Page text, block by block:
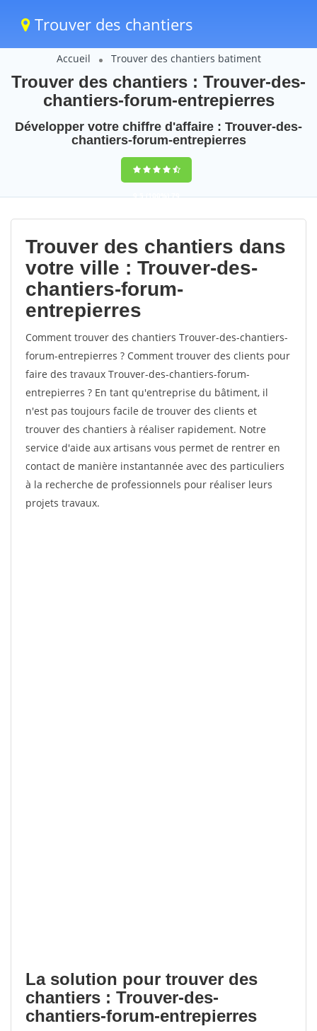
Trouver des chantiers
Accueil Trouver des chantiers batiment
Trouver des chantiers : Trouver-des-
chantiers-forum-entrepierres
Développer votre chiffre d'affaire : Trouver-des-
chantiers-forum-entrepierres
9,5(100%)79
votes
Trouver des chantiers dans
votre ville : Trouver-des-
chantiers-forum-
entrepierres
Comment trouver des chantiers Trouver-des-chantiers-
forum-entrepierres ? Comment trouver des clients pour
faire des travaux Trouver-des-chantiers-forum-
entrepierres ? En tant qu'entreprise du bâtiment, il
n'est pas toujours facile de trouver des clients et
trouver des chantiers à réaliser rapidement. Notre
service d'aide aux artisans vous permet de rentrer en
contact de manière instantannée avec des particuliers
à la recherche de professionnels pour réaliser leurs
projets travaux.
La solution pour trouver des
chantiers : Trouver-des-
chantiers-forum-entrepierres